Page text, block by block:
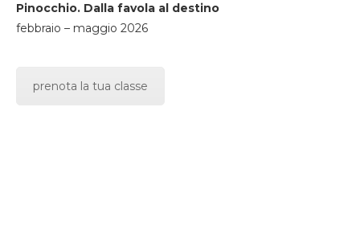
Pinocchio. Dalla favola al destino
febbraio – maggio 2026
prenota la tua classe